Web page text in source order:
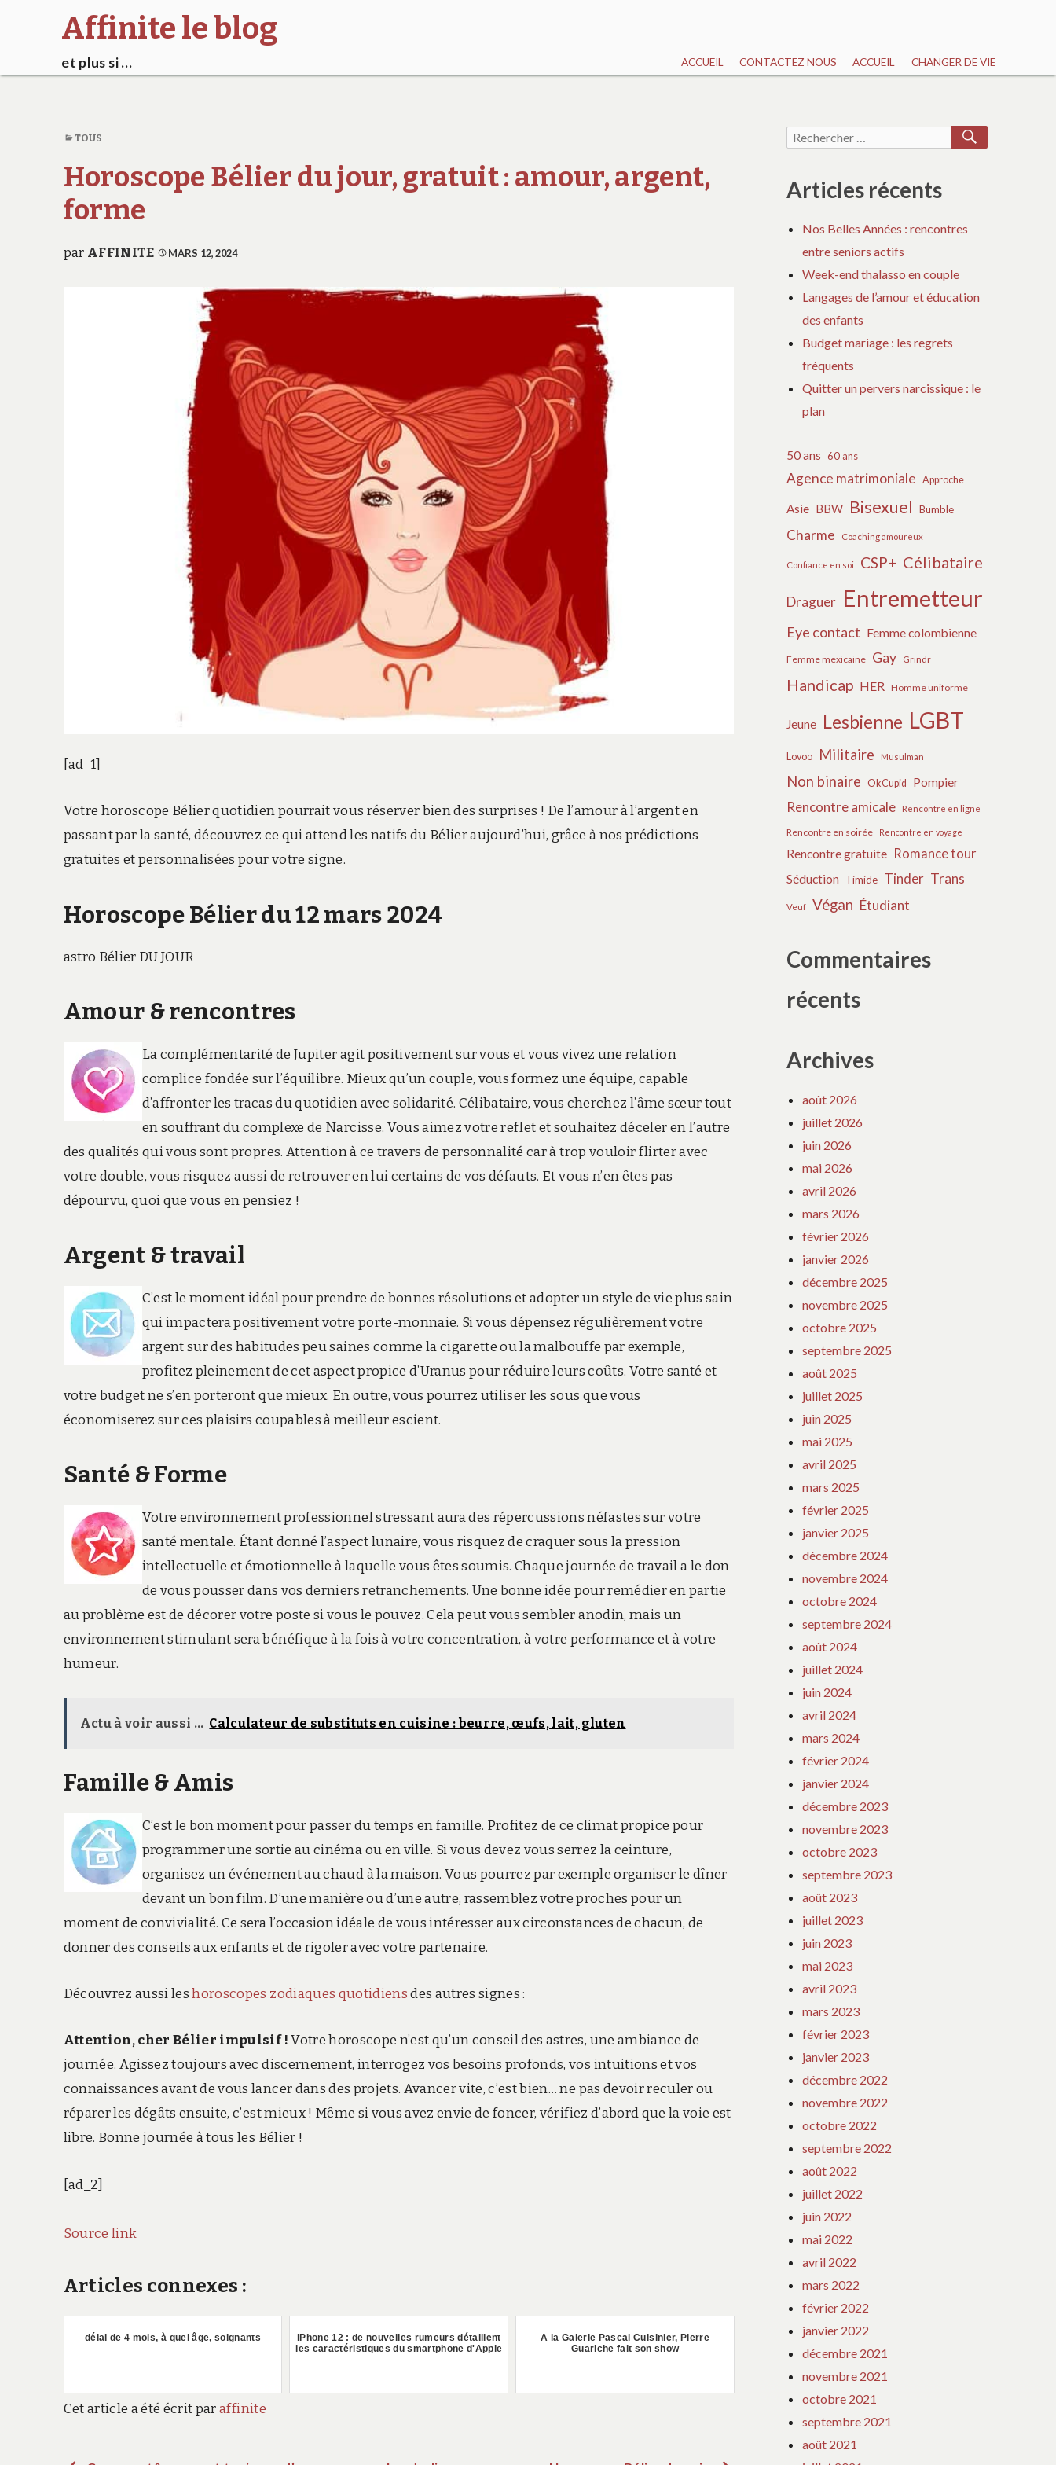
Affinite le blog
et plus si … ACCUEIL CONTACTEZ NOUS ACCUEIL CHANGER DE VIE
TOUS
Horoscope Bélier du jour, gratuit : amour, argent,
forme
par AFFINITE MARS 12, 2024
[ad_1]
Votre horoscope Bélier quotidien pourrait vous réserver bien des surprises ! De l’amour à l’argent en
passant par la santé, découvrez ce qui attend les natifs du Bélier aujourd’hui, grâce à nos prédictions
gratuites et personnalisées pour votre signe.
Horoscope Bélier du 12 mars 2024
astro Bélier DU JOUR
Amour & rencontres
La complémentarité de Jupiter agit positivement sur vous et vous vivez une relation
complice fondée sur l’équilibre. Mieux qu’un couple, vous formez une équipe, capable
d’affronter les tracas du quotidien avec solidarité. Célibataire, vous cherchez l’âme sœur tout
en souffrant du complexe de Narcisse. Vous aimez votre reflet et souhaitez déceler en l’autre
des qualités qui vous sont propres. Attention à ce travers de personnalité car à trop vouloir flirter avec
votre double, vous risquez aussi de retrouver en lui certains de vos défauts. Et vous n’en êtes pas
dépourvu, quoi que vous en pensiez !
Argent & travail
C’est le moment idéal pour prendre de bonnes résolutions et adopter un style de vie plus sain
qui impactera positivement votre porte-monnaie. Si vous dépensez régulièrement votre
argent sur des habitudes peu saines comme la cigarette ou la malbouffe par exemple,
profitez pleinement de cet aspect propice d’Uranus pour réduire leurs coûts. Votre santé et
votre budget ne s’en porteront que mieux. En outre, vous pourrez utiliser les sous que vous
économiserez sur ces plaisirs coupables à meilleur escient.
Santé & Forme
Votre environnement professionnel stressant aura des répercussions néfastes sur votre
santé mentale. Étant donné l’aspect lunaire, vous risquez de craquer sous la pression
intellectuelle et émotionnelle à laquelle vous êtes soumis. Chaque journée de travail a le don
de vous pousser dans vos derniers retranchements. Une bonne idée pour remédier en partie
au problème est de décorer votre poste si vous le pouvez. Cela peut vous sembler anodin, mais un
environnement stimulant sera bénéfique à la fois à votre concentration, à votre performance et à votre
humeur.
Actu à voir aussi ... Calculateur de substituts en cuisine : beurre, œufs, lait, gluten
Famille & Amis
C’est le bon moment pour passer du temps en famille. Profitez de ce climat propice pour
programmer une sortie au cinéma ou en ville. Si vous devez vous serrez la ceinture,
organisez un événement au chaud à la maison. Vous pourrez par exemple organiser le dîner
devant un bon film. D’une manière ou d’une autre, rassemblez votre proches pour un
moment de convivialité. Ce sera l’occasion idéale de vous intéresser aux circonstances de chacun, de
donner des conseils aux enfants et de rigoler avec votre partenaire.
Découvrez aussi leshoroscopes zodiaques quotidiensdes autres signes :
Attention, cher Bélier impulsif !Votre horoscope n’est qu’un conseil des astres, une ambiance de
journée. Agissez toujours avec discernement, interrogez vos besoins profonds, vos intuitions et vos
connaissances avant de vous lancer dans des projets. Avancer vite, c’est bien… ne pas devoir reculer ou
réparer les dégâts ensuite, c’est mieux ! Même si vous avez envie de foncer, vérifiez d’abord que la voie est
libre. Bonne journée à tous les Bélier !
[ad_2]
Source link
Articles connexes :
délai de 4 mois, à quel âge, soignants
iPhone 12 : de nouvelles rumeurs détaillent
les caractéristiques du smartphone d'Apple
A la Galerie Pascal Cuisinier, Pierre
Guariche fait son show
Cet article a été écrit paraffinite
Recherche
Articles récents
Nos Belles Années : rencontres
entre seniors actifs
Week-end thalasso en couple
Langages de l’amour et éducation
des enfants
Budget mariage : les regrets
fréquents
Quitter un pervers narcissique : le
plan
50 ans 60 ans
Agence matrimoniale Approche
Asie BBW Bisexuel Bumble
Charme Coaching amoureux
Confiance en soi CSP+ Célibataire
Draguer Entremetteur
Eye contact Femme colombienne
Femme mexicaine Gay Grindr
Handicap HER Homme uniforme
Jeune Lesbienne LGBT
Lovoo Militaire Musulman
Non binaire OkCupid Pompier
Rencontre amicale Rencontre en ligne
Rencontre en soirée Rencontre en voyage
Rencontre gratuite Romance tour
Séduction Timide Tinder Trans
Veuf Végan Étudiant
Commentaires
récents
Archives
août 2026
juillet 2026
juin 2026
mai 2026
avril 2026
mars 2026
février 2026
janvier 2026
décembre 2025
novembre 2025
octobre 2025
septembre 2025
août 2025
juillet 2025
juin 2025
mai 2025
avril 2025
mars 2025
février 2025
janvier 2025
décembre 2024
novembre 2024
octobre 2024
septembre 2024
août 2024
juillet 2024
juin 2024
avril 2024
mars 2024
février 2024
janvier 2024
décembre 2023
novembre 2023
octobre 2023
septembre 2023
août 2023
juillet 2023
juin 2023
mai 2023
avril 2023
mars 2023
février 2023
janvier 2023
décembre 2022
novembre 2022
octobre 2022
septembre 2022
août 2022
juillet 2022
juin 2022
mai 2022
avril 2022
mars 2022
février 2022
janvier 2022
décembre 2021
novembre 2021
octobre 2021
septembre 2021
août 2021